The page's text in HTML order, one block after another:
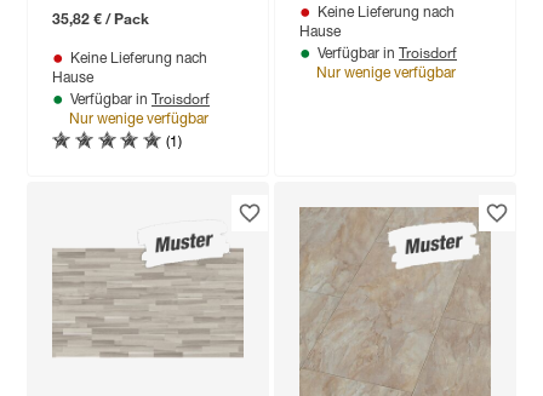
35,82 € / Pack
Keine Lieferung nach
Hause
Verfügbar in Troisdorf
Nur wenige verfügbar
(1)
Keine Lieferung nach
Hause
Verfügbar in Troisdorf
Nur wenige verfügbar